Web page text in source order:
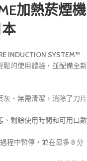
加熱菸煙機
INDUCTION SYSTEM™
鬆的使用體驗，並配備全新
灰、無需清潔，消除了刀片
、剩餘使用時間和可用口數
程中暫停，並在最多 8 分